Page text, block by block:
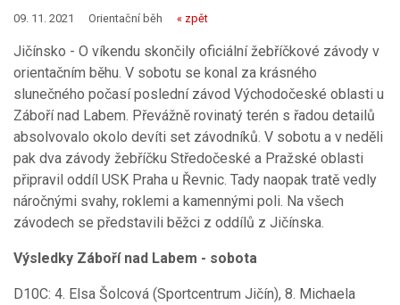
09. 11. 2021 Orientační běh « zpět
Jičínsko - O víkendu skončily oficiální žebříčkové závody v
orientačním běhu. V sobotu se konal za krásného
slunečného počasí poslední závod Východočeské oblasti u
Záboří nad Labem. Převážně rovinatý terén s řadou detailů
absolvovalo okolo devíti set závodníků. V sobotu a v neděli
pak dva závody žebříčku Středočeské a Pražské oblasti
připravil oddíl USK Praha u Řevnic. Tady naopak tratě vedly
náročnými svahy, roklemi a kamennými poli. Na všech
závodech se představili běžci z oddílů z Jičínska.
Výsledky Záboří nad Labem - sobota
D10C: 4. Elsa Šolcová (Sportcentrum Jičín), 8. Michaela